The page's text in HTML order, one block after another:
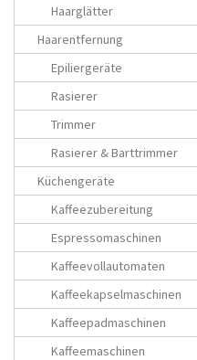
Haarglätter
Haarentfernung
Epiliergeräte
Rasierer
Trimmer
Rasierer & Barttrimmer
Küchengeräte
Kaffeezubereitung
Espressomaschinen
Kaffeevollautomaten
Kaffeekapselmaschinen
Kaffeepadmaschinen
Kaffeemaschinen